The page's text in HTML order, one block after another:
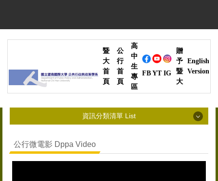
區
暨
大
首
頁
公
行
首
頁
高
中
生
專
區
FB YT IG
贈
予
暨
大
English
Version
資訊分類清單 List
最新消息 News
公行微電影 Dppa Video